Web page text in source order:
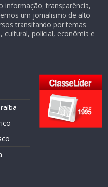
informação, transparência,
um jornalismo de alto
transitando por temas
cultural, policial, econômia e